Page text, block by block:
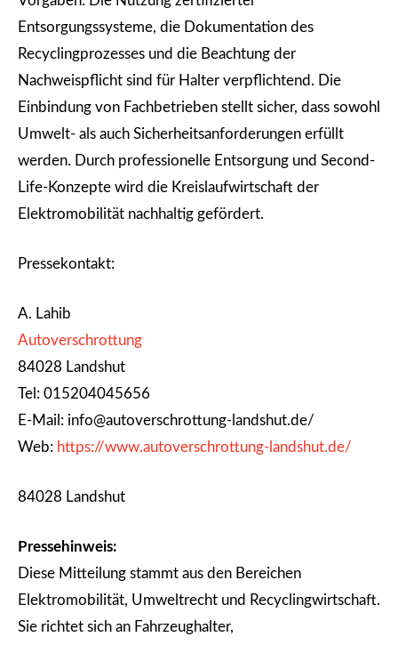
Entsorgungssysteme, die Dokumentation des
Recyclingprozesses und die Beachtung der
Nachweispflicht sind für Halter verpflichtend. Die
Einbindung von Fachbetrieben stellt sicher, dass sowohl
Umwelt- als auch Sicherheitsanforderungen erfüllt
werden. Durch professionelle Entsorgung und Second-
Life-Konzepte wird die Kreislaufwirtschaft der
Elektromobilität nachhaltig gefördert.
Pressekontakt:
A. Lahib
Autoverschrottung
84028 Landshut
Tel: 015204045656
E-Mail: info@autoverschrottung-landshut.de/
Web: https://www.autoverschrottung-landshut.de/
84028 Landshut
Pressehinweis:
Diese Mitteilung stammt aus den Bereichen
Elektromobilität, Umweltrecht und Recyclingwirtschaft.
Sie richtet sich an Fahrzeughalter,